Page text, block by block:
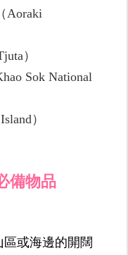
Aoraki
）
Sok National
）
備物品
或海邊的開闊